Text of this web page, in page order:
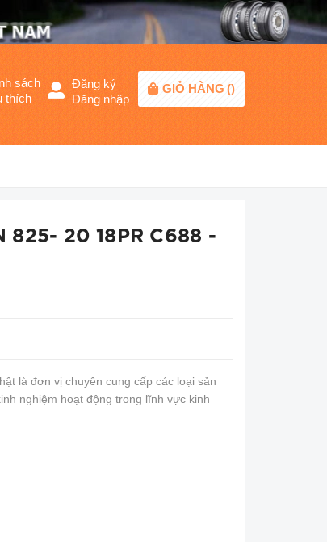
sách
thích
Đăng ký
Đăng nhập
GIỎ HÀNG ()
825- 20 18PR C688 -
là đơn vị chuyên cung cấp các loại sản
nghiệm hoạt động trong lĩnh vực kinh